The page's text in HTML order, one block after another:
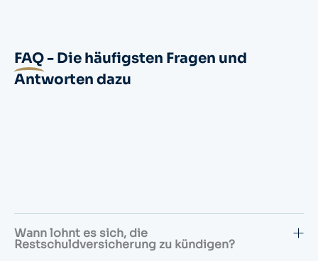
FAQ- Die häufigsten Fragen und
Antworten dazu
Wann lohnt es sich, die
Restschuldversicherung zu kündigen?